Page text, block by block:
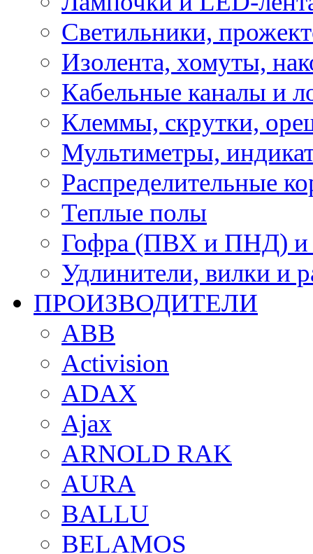
Светильники,
Изолента, хомуты,
Кабельные каналы и
Клеммы, скрутки,
Мультиметры,
Распределительные
Теплые полы
Гофра (ПВХ и ПНД) и
Удлинители, вилки и
ПРОИЗВОДИТЕЛИ
ABB
Activision
ADAX
Ajax
ARNOLD RAK
AURA
BALLU
BELAMOS